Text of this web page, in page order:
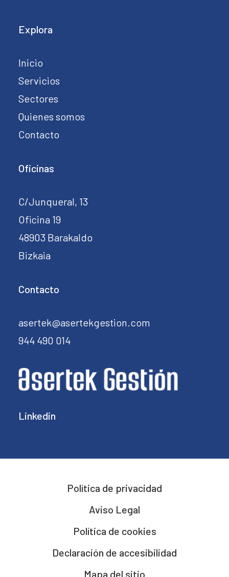
Linkedin
Explora
Inicio
Servicios
Sectores
Quienes somos
Contacto
Oficinas
C/Junqueral, 13
Oficina 19
48903 Barakaldo
Bizkaia
Contacto
asertek@asertekgestion.com
944 490 014
Política de privacidad
Aviso Legal
Política de cookies
Declaración de accesibilidad
Mapa del sitio